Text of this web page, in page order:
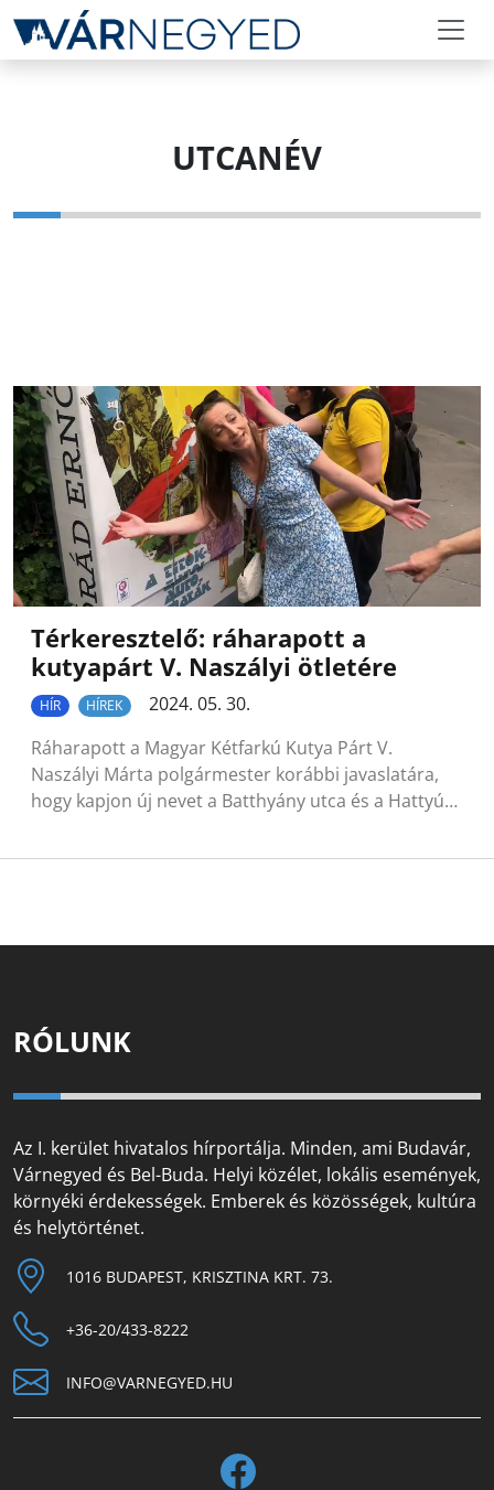
UTCANÉV
Térkeresztelő: ráharapott a
kutyapárt V. Naszályi ötletére
HÍR HÍREK
2024. 05. 30.
Ráharapott a Magyar Kétfarkú Kutya Párt V.
Naszályi Márta polgármester korábbi javaslatára,
hogy kapjon új nevet a Batthyány utca és a Hattyú…
RÓLUNK
Az I. kerület hivatalos hírportálja. Minden, ami Budavár,
Várnegyed és Bel-Buda. Helyi közélet, lokális események,
környéki érdekességek. Emberek és közösségek, kultúra
és helytörténet.
1016 BUDAPEST, KRISZTINA KRT. 73.
+36-20/433-8222
INFO@VARNEGYED.HU